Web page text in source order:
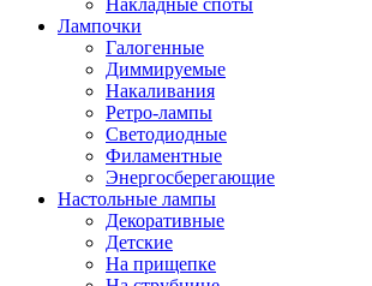
Лампочки
Галогенные
Диммируемые
Накаливания
Ретро-лампы
Светодиодные
Филаментные
Энергосберегающие
Настольные лампы
Декоративные
Детские
На прищепке